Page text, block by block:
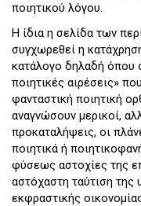
ποιητικού λόγου.
Η ίδια η σελίδα των
συγχωρεθεί η
κατάλογο δηλαδή όπου
ποιητικές αιρέσεις»
φανταστική ποιητική
αναγνώσουν μερικοί,
προκαταλήψεις, οι
ποιητικά ή
φύσεως αστοχίες της
αστόχαστη ταύτιση της
εκφραστικής